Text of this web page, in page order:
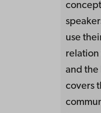
use
relation
and the
covers